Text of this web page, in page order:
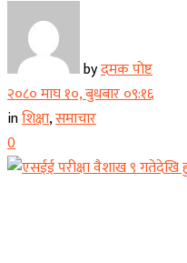
byदमक पोष्ट
२०८० माघ १०, बुधबार ०९:१६
inशिक्षा,समाचार
0